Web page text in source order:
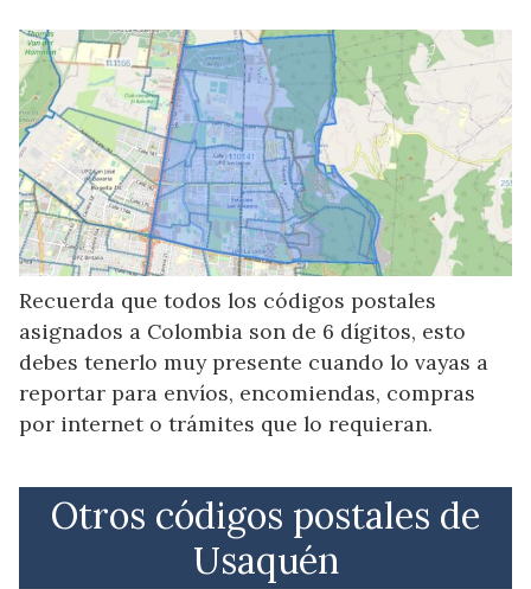
Recuerda que todos los códigos postales
asignados a Colombia son de 6 dígitos, esto
debes tenerlo muy presente cuando lo vayas a
reportar para envíos, encomiendas, compras
por internet o trámites que lo requieran.
Otros códigos postales de
Usaquén